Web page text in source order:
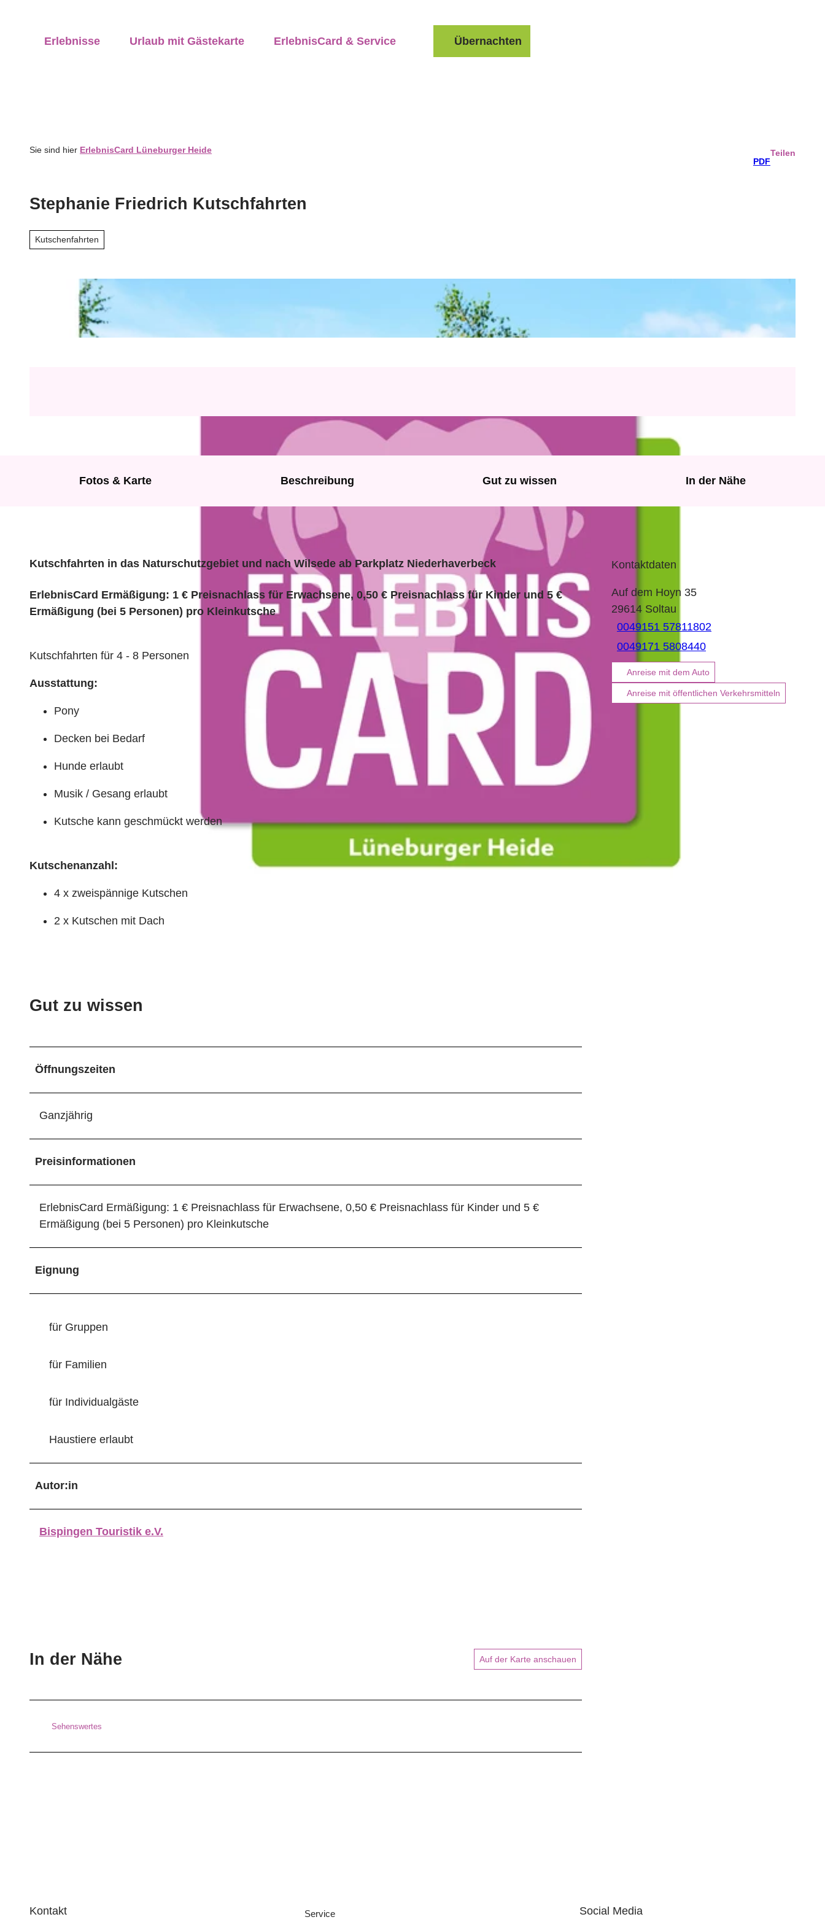
Erlebnisse Urlaub mit Gästekarte ErlebnisCard & Service Übernachten
Sie sind hier ErlebnisCard Lüneburger Heide
PDF
Teilen
Stephanie Friedrich Kutschfahrten
Kutschenfahrten
© ErlebnisCard Lüneburger Heide, Bispingen Touristik e.V. |
Fotos & Karte Beschreibung Gut zu wissen In der Nähe
Kutschfahrten in das Naturschutzgebiet und nach Wilsede ab Parkplatz Niederhaverbeck
ErlebnisCard Ermäßigung: 1 € Preisnachlass für Erwachsene, 0,50 € Preisnachlass für Kinder und 5 €
Ermäßigung (bei 5 Personen) pro Kleinkutsche
Kutschfahrten für 4 - 8 Personen
Ausstattung:
Pony
Decken bei Bedarf
Hunde erlaubt
Musik / Gesang erlaubt
Kutsche kann geschmückt werden
Kutschenanzahl:
4 x zweispännige Kutschen
2 x Kutschen mit Dach
Gut zu wissen
Öffnungszeiten
Ganzjährig
Preisinformationen
ErlebnisCard Ermäßigung: 1 € Preisnachlass für Erwachsene, 0,50 € Preisnachlass für Kinder und 5 €
Ermäßigung (bei 5 Personen) pro Kleinkutsche
Eignung
für Gruppen
für Familien
für Individualgäste
Haustiere erlaubt
Autor:in
Bispingen Touristik e.V.
In der Nähe Auf der Karte anschauen
Sehenswertes
Kontaktdaten
Auf dem Hoyn 35
29614 Soltau
0049151 57811802
0049171 5808440
Anreise mit dem Auto
Anreise mit öffentlichen Verkehrsmitteln
Kontakt Service Social Media